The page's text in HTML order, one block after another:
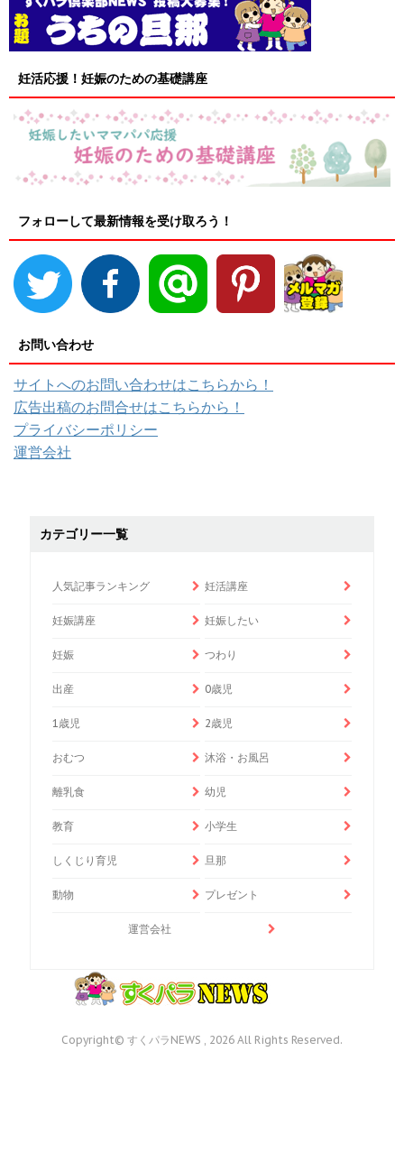
妊活応援！妊娠のための基礎講座
フォローして最新情報を受け取ろう！
お問い合わせ
サイトへのお問い合わせはこちらから！
広告出稿のお問合せはこちらから！
プライバシーポリシー
運営会社
カテゴリー一覧
人気記事ランキング 妊活講座
妊娠講座 妊娠したい
妊娠 つわり
出産 0歳児
1歳児 2歳児
おむつ 沐浴・お風呂
離乳食 幼児
教育 小学生
しくじり育児 旦那
動物 プレゼント
運営会社
Copyright© すくパラNEWS , 2026 All Rights Reserved.